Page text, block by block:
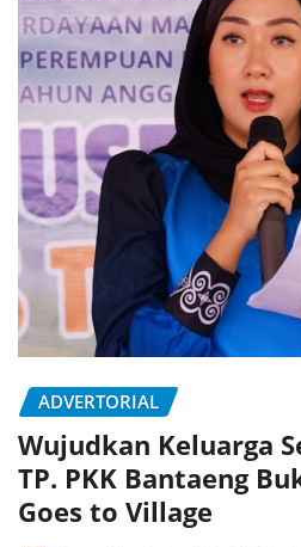
ADVERTORIAL
Wujudkan Keluarga
TP. PKK Bantaeng
Goes to Village